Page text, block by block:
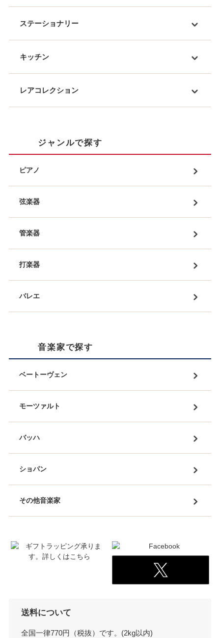
ステーショナリー
キッチン
レアコレクション
ジャンルで探す
ピアノ
弦楽器
管楽器
打楽器
バレエ
音楽家で探す
ベートーヴェン
モーツァルト
バッハ
ショパン
その他音楽家
送料について
全国一律770円（税抜）です。(2kg以内)